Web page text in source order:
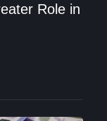
Role in